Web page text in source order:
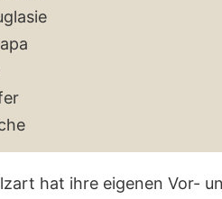
hat ihre eigenen Vor-